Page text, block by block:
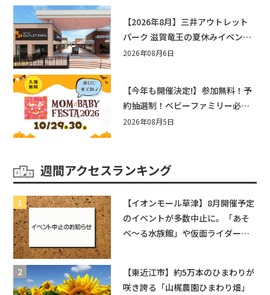
【2026年8月】三井アウトレット
パーク 滋賀竜王の夏休みイベント
まとめ！びしょぬれ水あそび・激
2026年08月6日
【今年も開催決定!】参加無料！予
約抽選制！ベビーファミリー必見
☆入場無料☆10/29(木)30(金)ママ
2026年08月5日
週間アクセスランキング
【イオンモール草津】8月開催予定
のイベントが多数中止に。「あそ
べ〜る水族館」や仮面ライダーシ
【東近江市】約5万本のひまわりが
咲き誇る「山梶農園ひまわり畑」